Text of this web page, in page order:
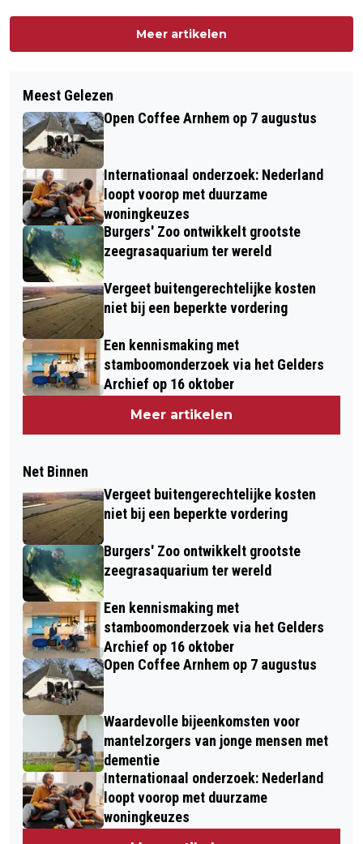
Meer artikelen
Meest Gelezen
Open Coffee Arnhem op 7 augustus
Internationaal onderzoek: Nederland
loopt voorop met duurzame
woningkeuzes
Burgers' Zoo ontwikkelt grootste
zeegrasaquarium ter wereld
Vergeet buitengerechtelijke kosten
niet bij een beperkte vordering
Een kennismaking met
stamboomonderzoek via het Gelders
Archief op 16 oktober
Meer artikelen
Net Binnen
Vergeet buitengerechtelijke kosten
niet bij een beperkte vordering
Burgers' Zoo ontwikkelt grootste
zeegrasaquarium ter wereld
Een kennismaking met
stamboomonderzoek via het Gelders
Archief op 16 oktober
Open Coffee Arnhem op 7 augustus
Waardevolle bijeenkomsten voor
mantelzorgers van jonge mensen met
dementie
Internationaal onderzoek: Nederland
loopt voorop met duurzame
woningkeuzes